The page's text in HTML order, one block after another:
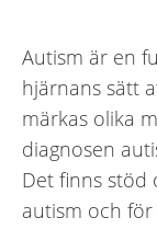
Autism är en
hjärnans sätt
märkas olika
diagnosen
Det finns stöd
autism och